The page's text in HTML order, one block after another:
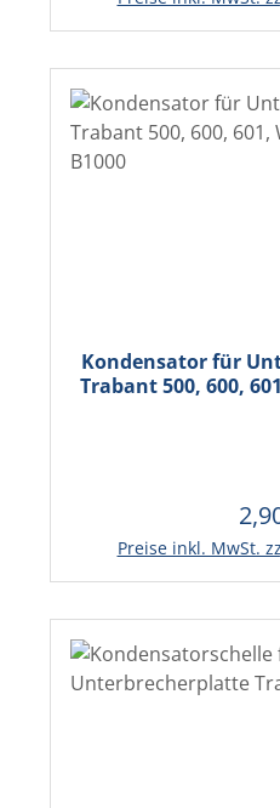
Kondensator für
Trabant 500, 600,
Preise inkl. MwSt.
In den